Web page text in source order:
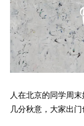
人在北京的同学周
几分秋意，大家出门